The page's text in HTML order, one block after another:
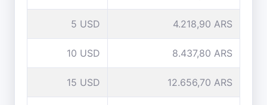
5 USD 4.218,90 ARS
10 USD 8.437,80 ARS
15 USD 12.656,70 ARS